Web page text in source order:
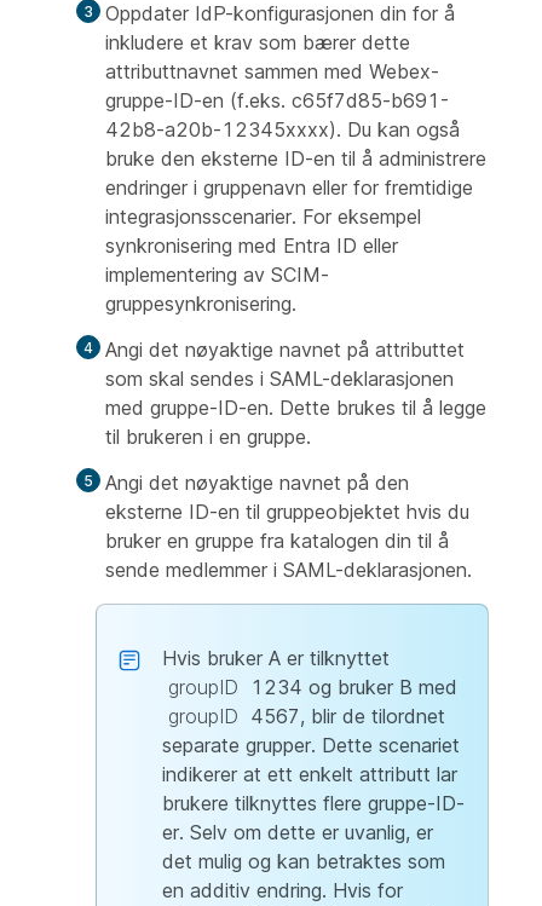
Oppdater IdP-konfigurasjonen din for å
inkludere et krav som bærer dette
attributtnavnet sammen med Webex-
gruppe-ID-en (f.eks. c65f7d85-b691-
42b8-a20b-12345xxxx). Du kan også
bruke den eksterne ID-en til å administrere
endringer i gruppenavn eller for fremtidige
integrasjonsscenarier. For eksempel
synkronisering med Entra ID eller
implementering av SCIM-
gruppesynkronisering.
Angi det nøyaktige navnet på attributtet
som skal sendes i SAML-deklarasjonen
med gruppe-ID-en. Dette brukes til å legge
til brukeren i en gruppe.
Angi det nøyaktige navnet på den
eksterne ID-en til gruppeobjektet hvis du
bruker en gruppe fra katalogen din til å
sende medlemmer i SAML-deklarasjonen.
Hvis bruker A er tilknyttet
groupID
1234 og bruker B med
groupID 4567, blir de tilordnet
separate grupper. Dette scenariet
indikerer at ett enkelt attributt lar
brukere tilknyttes flere gruppe-ID-
er. Selv om dette er uvanlig, er
det mulig og kan betraktes som
en additiv endring. Hvis for